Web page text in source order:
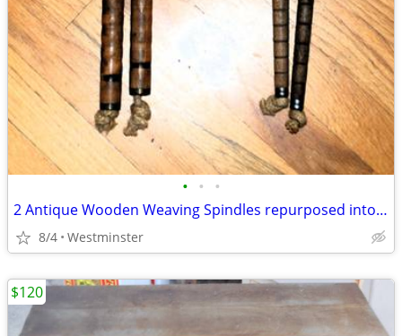
• • •
2 Antique Wooden Weaving Spindles repurposed into jump ropes
8/4 Westminster
$120